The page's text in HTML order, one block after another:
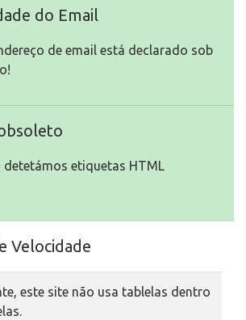
do Email
de email está declarado sob
detetámos etiquetas HTML
Velocidade
este site não usa tablelas dentro